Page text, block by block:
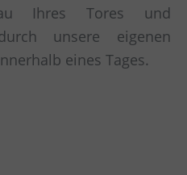
Ihres Tores und
unsere eigenen
eines Tages.